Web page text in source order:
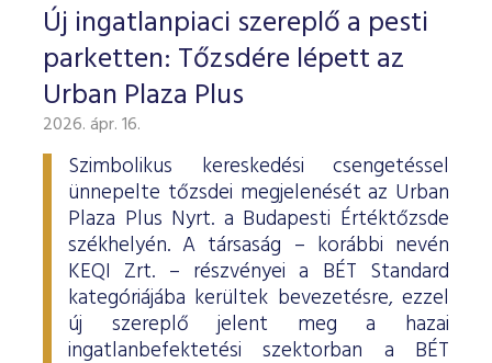
Új ingatlanpiaci szereplő a pesti
parketten: Tőzsdére lépett az
Urban Plaza Plus
2026. ápr. 16.
Szimbolikus kereskedési csengetéssel
ünnepelte tőzsdei megjelenését az Urban
Plaza Plus Nyrt. a Budapesti Értéktőzsde
székhelyén. A társaság – korábbi nevén
KEQI Zrt. – részvényei a BÉT Standard
kategóriájába kerültek bevezetésre, ezzel
új szereplő jelent meg a hazai
ingatlanbefektetési szektorban a BÉT